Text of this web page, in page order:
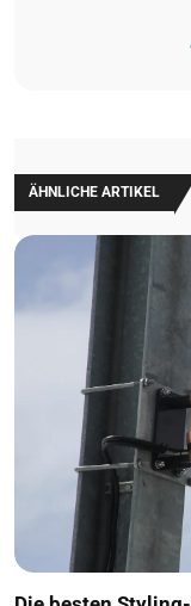
ÄHNLICHE ARTIKEL